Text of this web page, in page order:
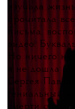
изучала
прочитала
письма,
видео.
Но ничего не
я не дошла
Сергея
гениальный
смерти